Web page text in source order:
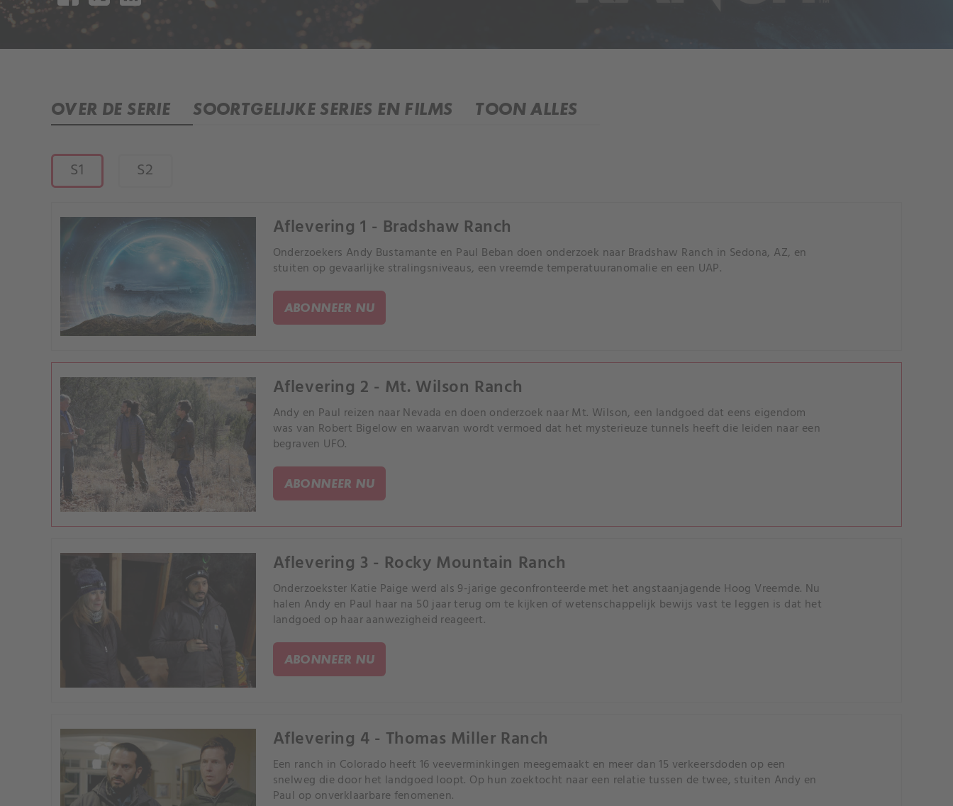
OVER DE SERIE SOORTGELIJKE SERIES EN FILMS TOON ALLES
S1 S2
Aflevering 1 - Bradshaw Ranch
Onderzoekers Andy Bustamante en Paul Beban doen onderzoek naar Bradshaw Ranch in Sedona, AZ, en
stuiten op gevaarlijke stralingsniveaus, een vreemde temperatuuranomalie en een UAP.
ABONNEER NU
Aflevering 2 - Mt. Wilson Ranch
Andy en Paul reizen naar Nevada en doen onderzoek naar Mt. Wilson, een landgoed dat eens eigendom
was van Robert Bigelow en waarvan wordt vermoed dat het mysterieuze tunnels heeft die leiden naar een
begraven UFO.
ABONNEER NU
Aflevering 3 - Rocky Mountain Ranch
Onderzoekster Katie Paige werd als 9-jarige geconfronteerde met het angstaanjagende Hoog Vreemde. Nu
halen Andy en Paul haar na 50 jaar terug om te kijken of wetenschappelijk bewijs vast te leggen is dat het
landgoed op haar aanwezigheid reageert.
ABONNEER NU
Aflevering 4 - Thomas Miller Ranch
Een ranch in Colorado heeft 16 veeverminkingen meegemaakt en meer dan 15 verkeersdoden op een
snelweg die door het landgoed loopt. Op hun zoektocht naar een relatie tussen de twee, stuiten Andy en
Paul op onverklaarbare fenomenen.